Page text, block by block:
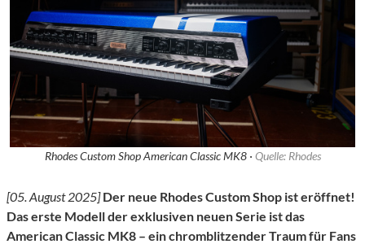
Rhodes Custom Shop American Classic MK8 · Quelle: Rhodes
[05. August 2025] Der neue Rhodes Custom Shop ist eröffnet!
Das erste Modell der exklusiven neuen Serie ist das
American Classic MK8 – ein chromblitzender Traum für Fans